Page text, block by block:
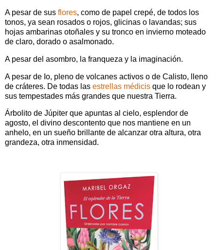
A pesar de sus flores, como de papel crepé, de todos los
tonos, ya sean rosados o rojos, glicinas o lavandas; sus
hojas ambarinas otoñales y su tronco en invierno moteado
de claro, dorado o asalmonado.
A pesar del asombro, la franqueza y la imaginación.
A pesar de Io, pleno de volcanes activos o de Calisto, lleno
de cráteres. De todas las estrellas médicis que lo rodean y
sus tempestades más grandes que nuestra Tierra.
Árbolito de Júpiter que apuntas al cielo, esplendor de
agosto, el divino descontento que nos mantiene en un
anhelo, en un sueño brillante de alcanzar otra altura, otra
grandeza, otra inmensidad.